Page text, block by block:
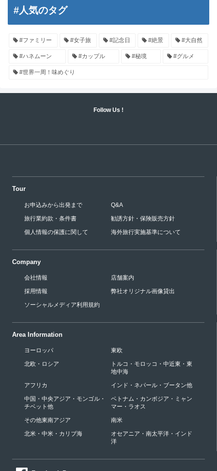
#人気のタグ
#ファミリー #女子旅 #記念日 #絶景 #大自然
#ハネムーン #カップル #秘境 #グルメ
#世界一周！味めぐり
Follow Us !
Tour
お申込みから出発まで
Q&A
旅行業約款・条件書
勧誘方針・保険販売方針
個人情報の保護に関して
海外旅行実施基準について
Company
会社情報
店舗案内
採用情報
弊社オリジナル画像貸出
ソーシャルメディア利用規約
Area Information
ヨーロッパ
東欧
北欧・ロシア
トルコ・モロッコ・中近東・東
地中海
アフリカ
インド・ネパール・ブータン他
中国・中央アジア・モンゴル・
チベット他
ベトナム・カンボジア・ミャン
マー・ラオス
その他東南アジア
南米
北米・中米・カリブ海
オセアニア・南太平洋・インド
洋